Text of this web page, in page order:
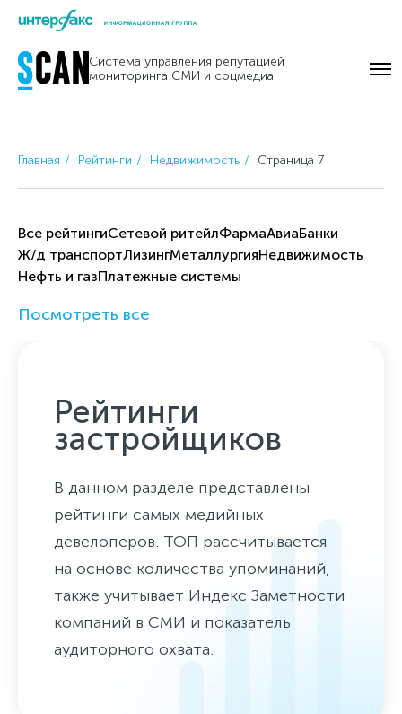
Skip
content
Система управления репутацией
мониторинга СМИ и соцмедиа
Главная Рейтинги Недвижимость Страница 7
Все рейтингиCетевой ритейлФармаАвиаБанки
Ж/д транспортЛизингМеталлургияНедвижимость
Нефть и газПлатежные системы
Посмотреть все
Рейтинги
застройщиков
В данном разделе представлены
рейтинги самых медийных
девелоперов. ТОП рассчитывается
на основе количества упоминаний,
также учитывает Индекс Заметности
компаний в СМИ и показатель
аудиторного охвата.